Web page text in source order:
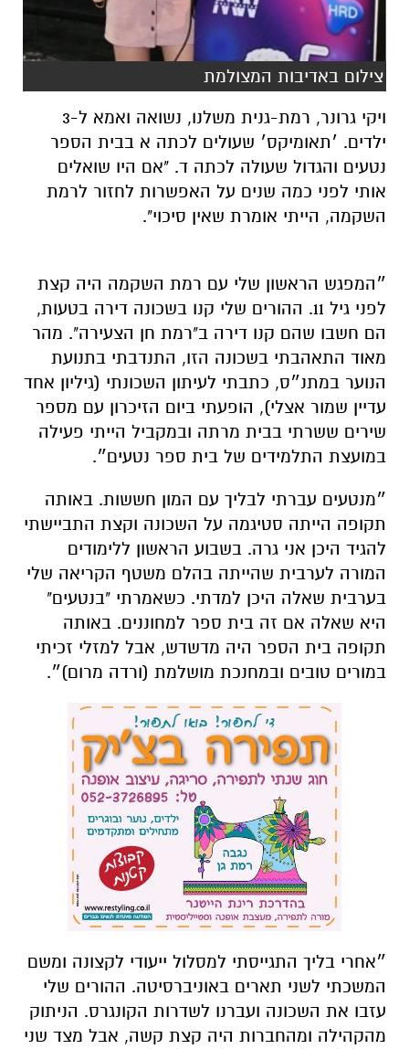
צילום באדיבות המצולמת
ויקי גרונר, רמת-גנית משלנו,
נשואה ואמא ל-3
ילדים. ׳תאומיקס׳ שעולים לכתה א בבית הספר
נטעים והגדול שעולה לכתה ד. "אם היו שואלים
אותי לפני כמה שנים על האפשרות לחזור לרמת
השקמה, הייתי אומרת שאין סיכוי".
״המפגש הראשון שלי עם רמת השקמה היה קצת
לפני גיל 11. ההורים שלי קנו בשכונה דירה בטעות,
הם חשבו שהם קנו דירה ב"רמת חן הצעירה". מהר
מאוד התאהבתי בשכונה הזו, התנדבתי בתנועת
הנוער במתנ״ס, כתבתי לעיתון השכונתי (גיליון אחד
עדיין שמור אצלי), הופעתי ביום הזיכרון עם מספר
שירים ששרתי בבית מרתה ובמקביל הייתי פעילה
במועצת התלמידים של בית ספר נטעים״.
״מנטעים עברתי לבליך עם המון חששות. באותה
תקופה הייתה סטיגמה על השכונה וקצת התביישתי
להגיד היכן אני גרה. בשבוע הראשון ללימודים
המורה לערבית שהייתה בהלם משטף הקריאה שלי
בערבית שאלה היכן למדתי. כשאמרתי "בנטעים"
היא שאלה אם זה בית ספר למחוננים. באותה
תקופה בית הספר היה מדשדש, אבל למזלי זכיתי
במורים טובים ובמחנכת מושלמת (ורדה מרום)״.
״אחרי בליך התגייסתי למסלול ייעודי לקצונה ומשם
המשכתי לשני תארים באוניברסיטה. ההורים שלי
עזבו את השכונה ועברנו לשדרות הקונגרס. הניתוק
מהקהילה ומהחברות היה קצת קשה, אבל מצד שני